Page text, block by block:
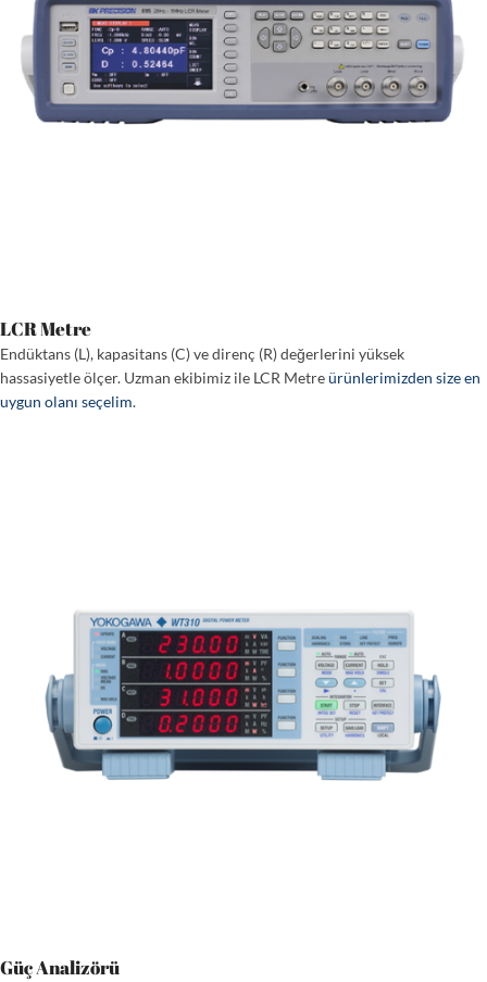
LCR Metre
Endüktans (L), kapasitans (C) ve direnç (R) değerlerini yüksek
hassasiyetle ölçer. Uzman ekibimiz ile LCR Metreürünlerimizden size en
uygun olanı seçelim.
Güç Analizörü